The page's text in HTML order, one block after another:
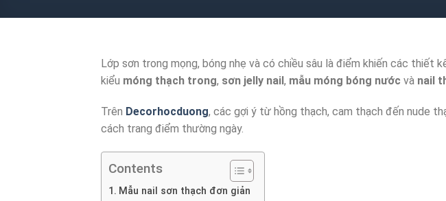
Lớp sơn trong mọng, bóng nhẹ và có chiều sâu là điểm khiến các thiết
kiểu móng thạch trong, sơn jelly nail, mẫu móng bóng nước và nail
Trên Decorhocduong, các gợi ý từ hồng thạch, cam thạch đến nude
cách trang điểm thường ngày.
Contents
Mẫu nail sơn thạch đơn giản